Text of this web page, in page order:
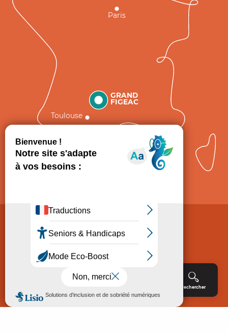
Rechercher
GRAND
FIGEAC
Toulouse
Paris
Politique de Protection des données
Consentement
Accessibilité : non conforme